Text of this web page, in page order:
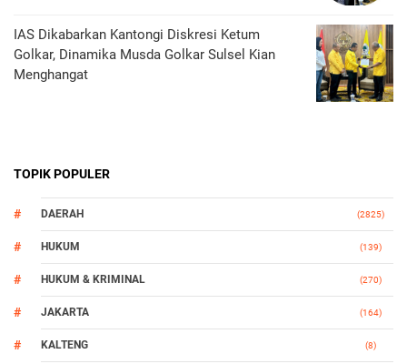
IAS Dikabarkan Kantongi Diskresi Ketum
Golkar, Dinamika Musda Golkar Sulsel Kian
Menghangat
TOPIK POPULER
DAERAH (2825)
HUKUM (139)
HUKUM & KRIMINAL (270)
JAKARTA (164)
KALTENG (8)